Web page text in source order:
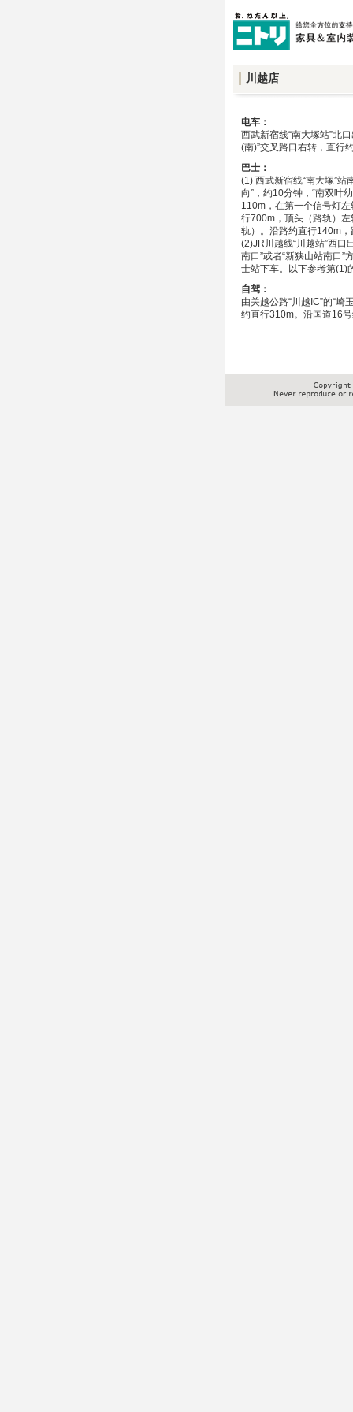
川越店
电车：
西武新宿线“南大塚站”北
(南)”交叉路口右转，直行
巴士：
(1) 西武新宿线“南大塚”站
向”，约10分钟，“南双叶
110m，在第一个信号灯
行700m，顶头（路轨）
轨）。沿路约直行140m
(2)JR川越线“川越站”西口
南口”或者“新狭山站南口”
士站下车。以下参考第(1)
自驾：
由关越公路“川越IC”的“崎
约直行310m。沿国道16